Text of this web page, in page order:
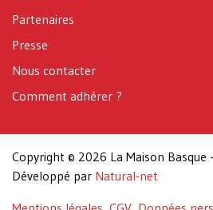
Partenaires
Presse
Nous contacter
Comment adhérer ?
Copyright © 2026 La Maison Basque
Développé par Natural-net